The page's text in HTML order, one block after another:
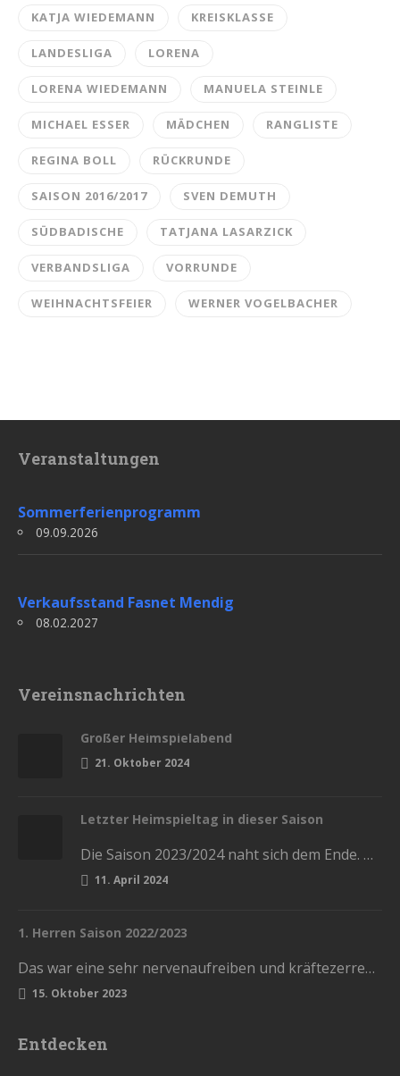
KATJA WIEDEMANN KREISKLASSE
LANDESLIGA LORENA
LORENA WIEDEMANN MANUELA STEINLE
MICHAEL ESSER MÄDCHEN RANGLISTE
REGINA BOLL RÜCKRUNDE
SAISON 2016/2017 SVEN DEMUTH
SÜDBADISCHE TATJANA LASARZICK
VERBANDSLIGA VORRUNDE
WEIHNACHTSFEIER WERNER VOGELBACHER
Veranstaltungen
Sommerferienprogramm
09.09.2026
Verkaufsstand Fasnet Mendig
08.02.2027
Vereinsnachrichten
Großer Heimspielabend
21. Oktober 2024
Letzter Heimspieltag in dieser Saison
Die Saison 2023/2024 naht sich dem Ende. Diesen Samstag haben wir die letzten Heimspiele in der Stadthalle. Kommt und lasst…
11. April 2024
1. Herren Saison 2022/2023
Das war eine sehr nervenaufreiben und kräftezerrende Saison. Mit einem Ende, womit wir nicht gerechnet hatten. Die Vorrunde schlossen wir…
15. Oktober 2023
Entdecken